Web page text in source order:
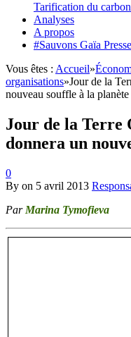
Tarification du
Analyses
A propos
#Sauvons Gaïa Presse
Vous êtes : Accueil»
organisations»Jour de la
nouveau souffle à la planète
Jour de la Terre
donnera un
0
By on 5 avril 2013
Par Marina Tymofieva